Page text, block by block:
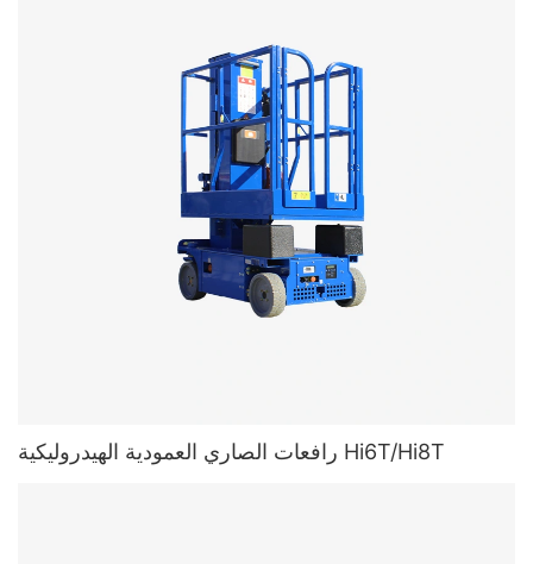
رافعات الصاري العمودية الهيدروليكية Hi6T/Hi8T